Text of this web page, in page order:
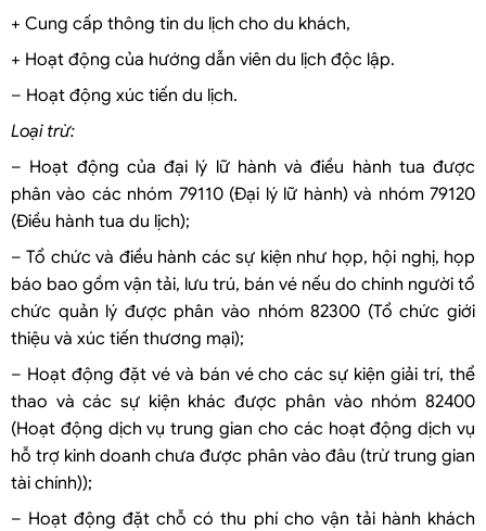
+ Cung cấp thông tin du lịch cho du khách,
+ Hoạt động của hướng dẫn viên du lịch độc lập.
– Hoạt động xúc tiến du lịch.
Loại trừ:
– Hoạt động của đại lý lữ hành và điều hành tua được
phân vào các nhóm 79110 (Đại lý lữ hành) và nhóm 79120
(Điều hành tua du lịch);
– Tổ chức và điều hành các sự kiện như họp, hội nghị, họp
báo bao gồm vận tải, lưu trú, bán vé nếu do chính người tổ
chức quản lý được phân vào nhóm 82300 (Tổ chức giới
thiệu và xúc tiến thương mại);
– Hoạt động đặt vé và bán vé cho các sự kiện giải trí, thể
thao và các sự kiện khác được phân vào nhóm 82400
(Hoạt động dịch vụ trung gian cho các hoạt động dịch vụ
hỗ trợ kinh doanh chưa được phân vào đâu (trừ trung gian
tài chính));
– Hoạt động đặt chỗ có thu phí cho vận tải hành khách